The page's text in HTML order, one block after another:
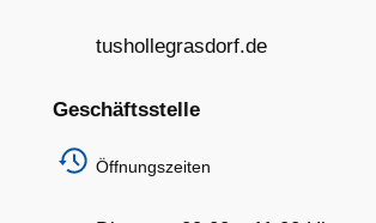
tushollegrasdorf.de
Geschäftsstelle
Öffnungszeiten